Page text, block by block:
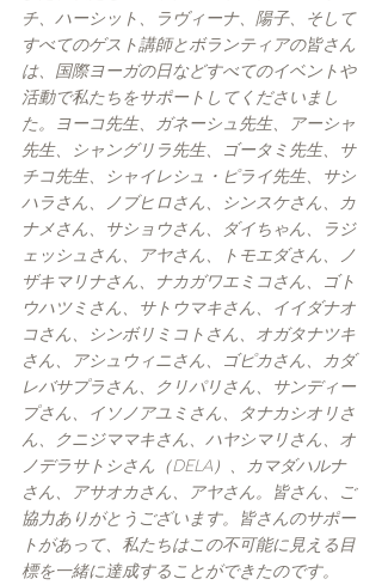
チ、ハーシット、ラヴィーナ、陽子、そして
すべてのゲスト講師とボランティアの皆さん
は、国際ヨーガの日などすべてのイベントや
活動で私たちをサポートしてくださいまし
た。ヨーコ先生、ガネーシュ先生、アーシャ
先生、シャングリラ先生、ゴータミ先生、サ
チコ先生、シャイレシュ・ピライ先生、サシ
ハラさん、ノブヒロさん、シンスケさん、カ
ナメさん、サショウさん、ダイちゃん、ラジ
ェッシュさん、アヤさん、トモエダさん、ノ
ザキマリナさん、ナカガワエミコさん、ゴト
ウハツミさん、サトウマキさん、イイダナオ
コさん、シンボリミコトさん、オガタナツキ
さん、アシュウィニさん、ゴピカさん、カダ
レバサプラさん、クリパリさん、サンディー
プさん、イソノアユミさん、タナカシオリさ
ん、クニジママキさん、ハヤシマリさん、オ
ノデラサトシさん（DELA）、カマダハルナ
さん、アサオカさん、アヤさん。皆さん、ご
協力ありがとうございます。皆さんのサポー
トがあって、私たちはこの不可能に見える目
標を一緒に達成することができたのです。